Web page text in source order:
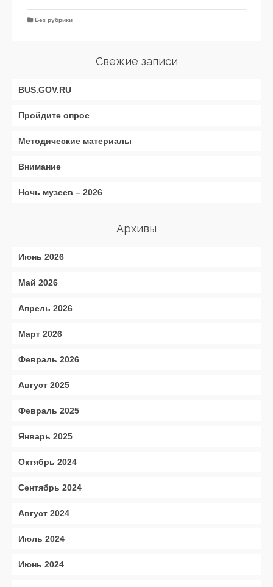
Без рубрики
Свежие записи
BUS.GOV.RU
Пройдите опрос
Методические материалы
Внимание
Ночь музеев – 2026
Архивы
Июнь 2026
Май 2026
Апрель 2026
Март 2026
Февраль 2026
Август 2025
Февраль 2025
Январь 2025
Октябрь 2024
Сентябрь 2024
Август 2024
Июль 2024
Июнь 2024